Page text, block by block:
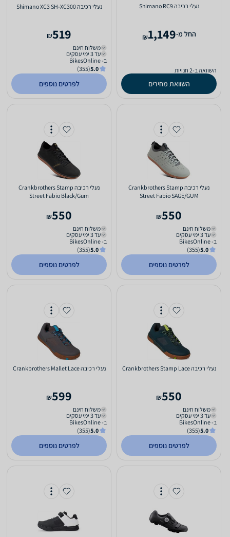
‏נעלי רכיבה Shimano RC9
‫החל מ-1,149
₪
השוואה ב-2 חנויות
השוואת מחירים
‏נעלי רכיבה Shimano XC3 SH-XC300
519
₪
משלוח חינם
עד 3 ימי עסקים
ב- BikesOnline
5.0
(355)
לפרטים נוספים
‏נעלי רכיבה Crankbrothers Stamp
Street Fabio SAGE/GUM
550
₪
משלוח חינם
עד 3 ימי עסקים
ב- BikesOnline
5.0
(355)
לפרטים נוספים
‏נעלי רכיבה Crankbrothers Stamp
Street Fabio Black/Gum
550
₪
משלוח חינם
עד 3 ימי עסקים
ב- BikesOnline
5.0
(355)
לפרטים נוספים
‏נעלי רכיבה Crankbrothers Stamp Lace
550
₪
משלוח חינם
עד 3 ימי עסקים
ב- BikesOnline
5.0
(355)
לפרטים נוספים
‏נעלי רכיבה Crankbrothers Mallet Lace
599
₪
משלוח חינם
עד 3 ימי עסקים
ב- BikesOnline
5.0
(355)
לפרטים נוספים